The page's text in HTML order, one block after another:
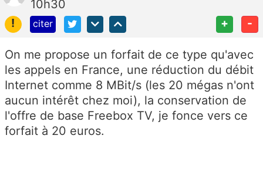
10h30
!
citer + -
On me propose un forfait de ce type qu'avec
les appels en France, une réduction du débit
Internet comme 8 MBit/s (les 20 mégas n'ont
aucun intérêt chez moi), la conservation de
l'offre de base Freebox TV, je fonce vers ce
forfait à 20 euros.